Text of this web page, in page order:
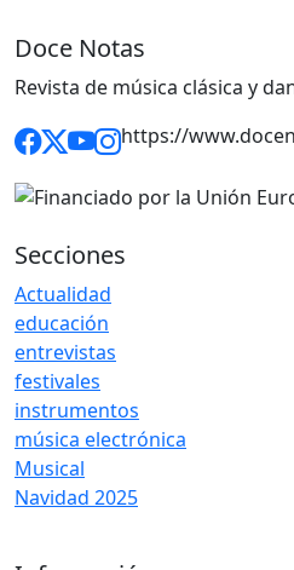
Doce Notas
Revista de música clásica y
https://
Secciones
Actualidad
educación
entrevistas
festivales
instrumentos
música electrónica
Musical
Navidad 2025